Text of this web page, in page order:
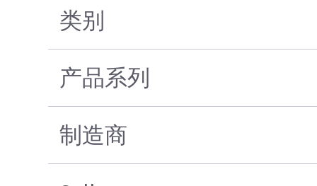
类别
产品系列
制造商